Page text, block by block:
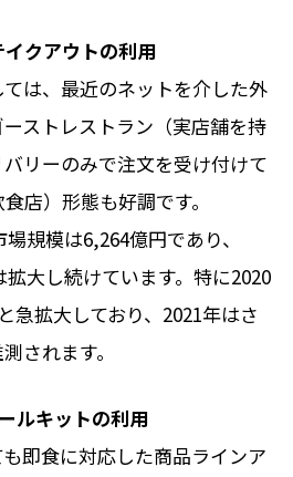
クアウトの利用
は、最近のネットを介した外
ストレストラン（実店舗を持
リーのみで注文を受け付けて
店）形態も好調です。
規模は6,264億円であり、
大し続けています。特に2020
急拡大しており、2021年はさ
されます。
ルキットの利用
即食に対応した商品ラインア